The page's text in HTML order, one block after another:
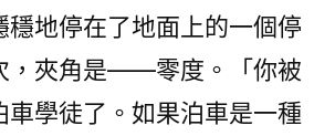
穩地停在了地面上的一個停
，夾角是——零度。「你被
車學徒了。如果泊車是一種